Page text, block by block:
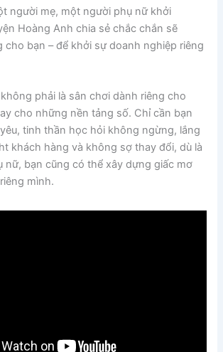
người mẹ, một người phụ nữ khởi
Hoàng Anh chia sẻ chắc chắn sẽ
cho bạn – để khởi sự doanh nghiệp riêng
phải là sân chơi dành riêng cho
cho những nền tảng số. Chỉ cần bạn
tinh thần học hỏi không ngừng, lắng
khách hàng và không sợ thay đổi, dù là
nữ, bạn cũng có thể xây dựng giấc mơ
mình.